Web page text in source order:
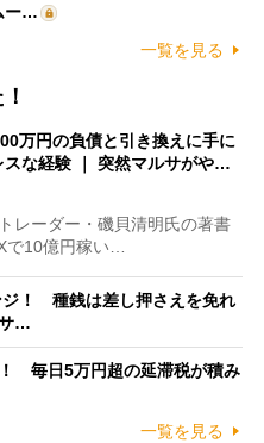
ー…
一覧を見る
万円の負債と引き換えに手に
スな経験 ｜ 突然マルサがや…
レーダー・磯貝清明氏の著書
で10億円稼い…
ジ！ 種銭は差し押さえを免れ
サ…
毎日5万円超の延滞税が積み
一覧を見る